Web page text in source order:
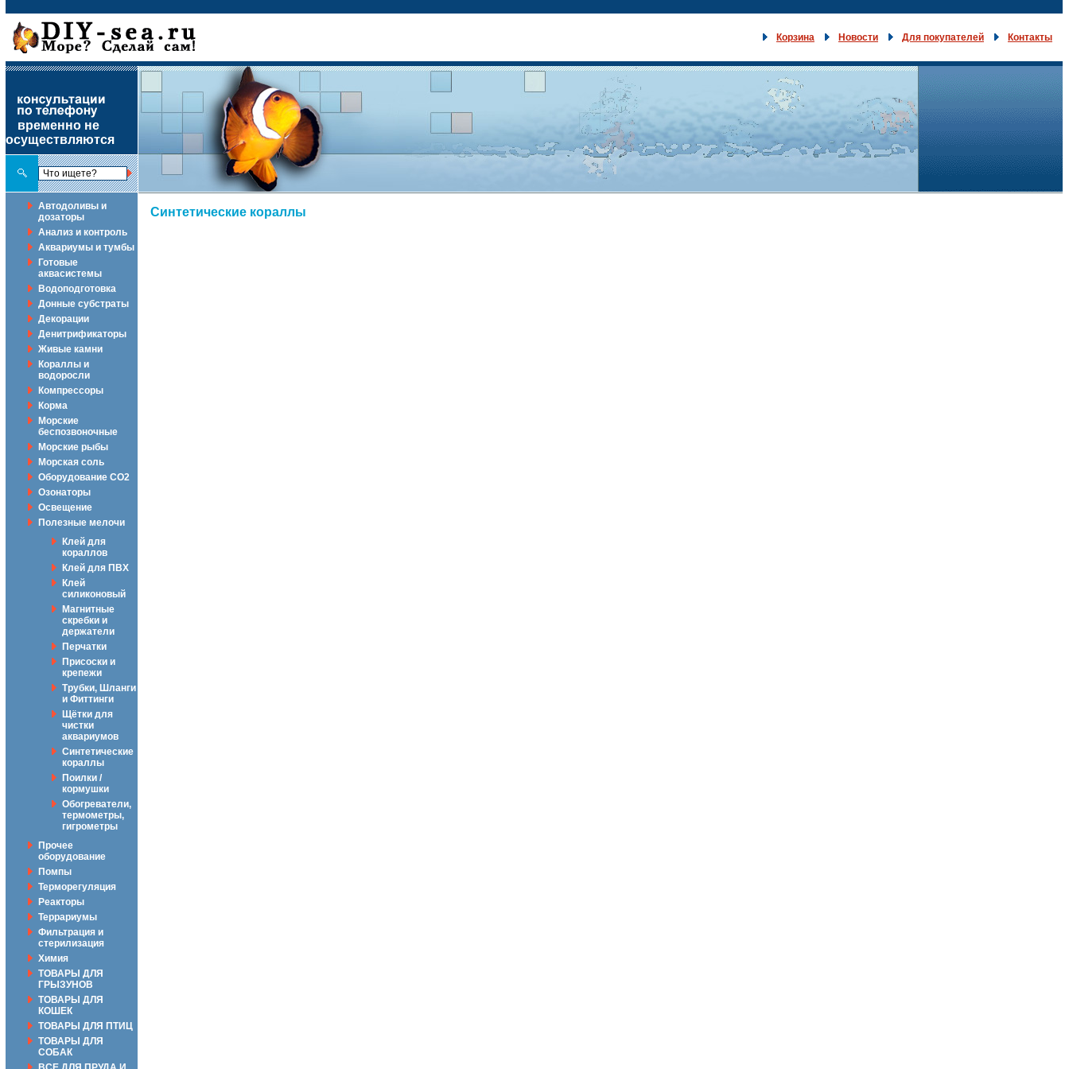
Корзина Новости Для покупателей Контакты
временно не
осуществляются
Автодоливы и
дозаторы
Анализ и контроль
Аквариумы и тумбы
Готовые
аквасистемы
Водоподготовка
Донные субстраты
Декорации
Денитрификаторы
Живые камни
Кораллы и
водоросли
Компрессоры
Корма
Морские
беспозвоночные
Морские рыбы
Морская соль
Оборудование CO2
Озонаторы
Освещение
Полезные мелочи
Клей для
кораллов
Клей для ПВХ
Клей
силиконовый
Магнитные
скребки и
держатели
Перчатки
Присоски и
крепежи
Трубки, Шланги
и Фиттинги
Щётки для
чистки
аквариумов
Синтетические
кораллы
Поилки /
кормушки
Обогреватели,
термометры,
гигрометры
Прочее
оборудование
Помпы
Терморегуляция
Реакторы
Террариумы
Фильтрация и
стерилизация
Химия
ТОВАРЫ ДЛЯ
ГРЫЗУНОВ
ТОВАРЫ ДЛЯ
КОШЕК
ТОВАРЫ ДЛЯ ПТИЦ
ТОВАРЫ ДЛЯ
СОБАК
Синтетические кораллы